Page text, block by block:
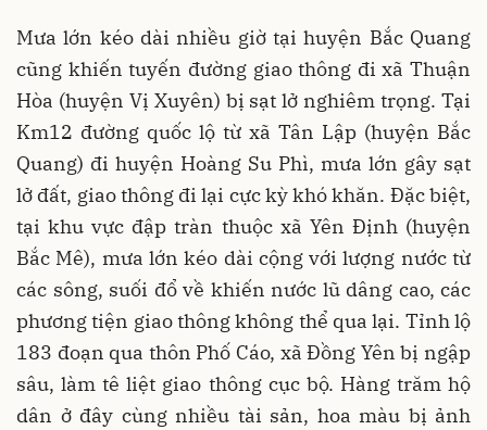
Mưa lớn kéo dài nhiều giờ tại huyện Bắc Quang
cũng khiến tuyến đường giao thông đi xã Thuận
Hòa (huyện Vị Xuyên) bị sạt lở nghiêm trọng. Tại
Km12 đường quốc lộ từ xã Tân Lập (huyện Bắc
Quang) đi huyện Hoàng Su Phì, mưa lớn gây sạt
lở đất, giao thông đi lại cực kỳ khó khăn. Đặc biệt,
tại khu vực đập tràn thuộc xã Yên Định (huyện
Bắc Mê), mưa lớn kéo dài cộng với lượng nước từ
các sông, suối đổ về khiến nước lũ dâng cao, các
phương tiện giao thông không thể qua lại. Tỉnh lộ
183 đoạn qua thôn Phố Cáo, xã Đồng Yên bị ngập
sâu, làm tê liệt giao thông cục bộ. Hàng trăm hộ
dân ở đây cùng nhiều tài sản, hoa màu bị ảnh